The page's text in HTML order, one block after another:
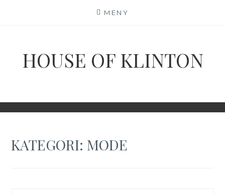
MENY
HOUSE OF KLINTON
KATEGORI: MODE